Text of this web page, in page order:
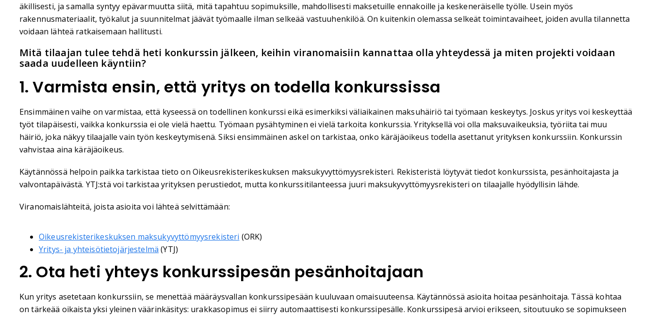
äkillisesti, ja samalla syntyy epävarmuutta siitä, mitä tapahtuu sopimuksille, mahdollisesti maksetuille ennakoille ja keskeneräiselle työlle. Usein myös
rakennusmateriaalit, työkalut ja suunnitelmat jäävät työmaalle ilman selkeää vastuuhenkilöä. On kuitenkin olemassa selkeät toimintavaiheet, joiden avulla tilannetta
voidaan lähteä ratkaisemaan hallitusti.
Mitä tilaajan tulee tehdä heti konkurssin jälkeen, keihin viranomaisiin kannattaa olla yhteydessä ja miten projekti voidaan
saada uudelleen käyntiin?
1. Varmista ensin, että yritys on todella konkurssissa
Ensimmäinen vaihe on varmistaa, että kyseessä on todellinen konkurssi eikä esimerkiksi väliaikainen maksuhäiriö tai työmaan keskeytys. Joskus yritys voi keskeyttää
työt tilapäisesti, vaikka konkurssia ei ole vielä haettu. Työmaan pysähtyminen ei vielä tarkoita konkurssia. Yrityksellä voi olla maksuvaikeuksia, työriita tai muu
häiriö, joka näkyy tilaajalle vain työn keskeytymisenä. Siksi ensimmäinen askel on tarkistaa, onko käräjäoikeus todella asettanut yrityksen konkurssiin. Konkurssin
vahvistaa aina käräjäoikeus.
Käytännössä helpoin paikka tarkistaa tieto on Oikeusrekisterikeskuksen maksukyvyttömyysrekisteri. Rekisteristä löytyvät tiedot konkurssista, pesänhoitajasta ja
valvontapäivästä. YTJ:stä voi tarkistaa yrityksen perustiedot, mutta konkurssitilanteessa juuri maksukyvyttömyysrekisteri on tilaajalle hyödyllisin lähde.
Viranomaislähteitä, joista asioita voi lähteä selvittämään:
Oikeusrekisterikeskuksen maksukyvyttömyysrekisteri (ORK)
Yritys- ja yhteisötietojärjestelmä (YTJ)
2. Ota heti yhteys konkurssipesän pesänhoitajaan
Kun yritys asetetaan konkurssiin, se menettää määräysvallan konkurssipesään kuuluvaan omaisuuteensa. Käytännössä asioita hoitaa pesänhoitaja. Tässä kohtaa
on tärkeää oikaista yksi yleinen väärinkäsitys: urakkasopimus ei siirry automaattisesti konkurssipesälle. Konkurssipesä arvioi erikseen, sitoutuuko se sopimukseen